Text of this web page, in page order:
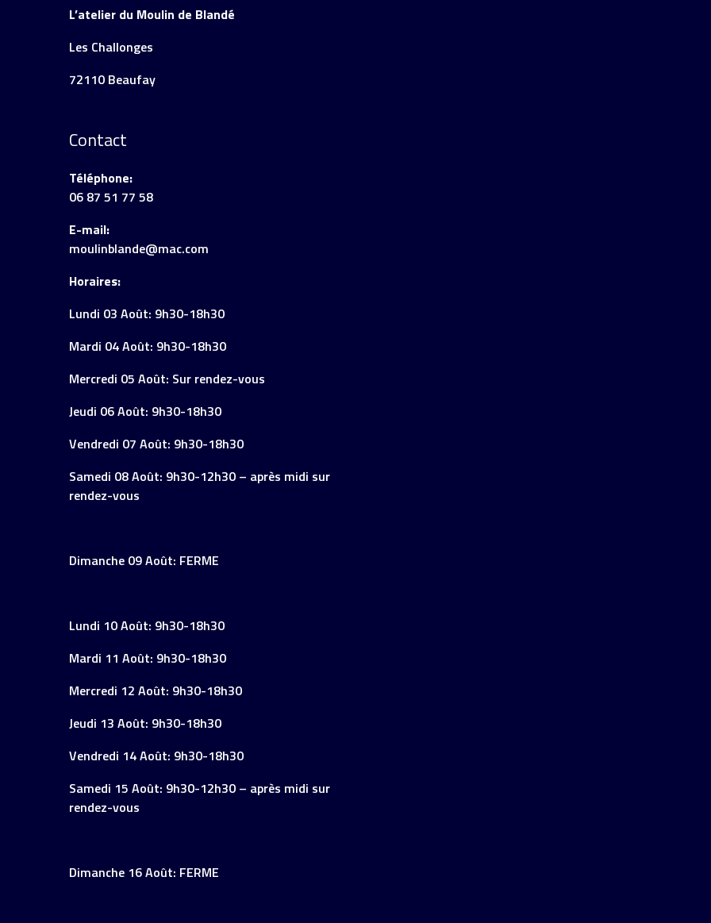
L’atelier du Moulin de Blandé
Les Challonges
72110 Beaufay
Contact
Téléphone:
06 87 51 77 58
E-mail:
moulinblande@mac.com
Horaires:
Lundi 03 Août: 9h30-18h30
Mardi 04 Août: 9h30-18h30
Mercredi 05 Août: Sur rendez-vous
Jeudi 06 Août: 9h30-18h30
Vendredi 07 Août: 9h30-18h30
Samedi 08 Août: 9h30-12h30 – après midi sur
rendez-vous
Dimanche 09 Août: FERME
Lundi 10 Août: 9h30-18h30
Mardi 11 Août: 9h30-18h30
Mercredi 12 Août: 9h30-18h30
Jeudi 13 Août: 9h30-18h30
Vendredi 14 Août: 9h30-18h30
Samedi 15 Août: 9h30-12h30 – après midi sur
rendez-vous
Dimanche 16 Août: FERME